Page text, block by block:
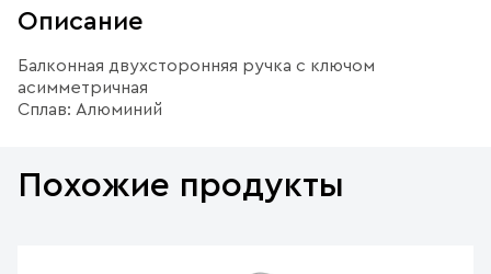
Описание
Балконная двухсторонняя ручка с ключом
асимметричная
Сплав: Алюминий
Похожие продукты